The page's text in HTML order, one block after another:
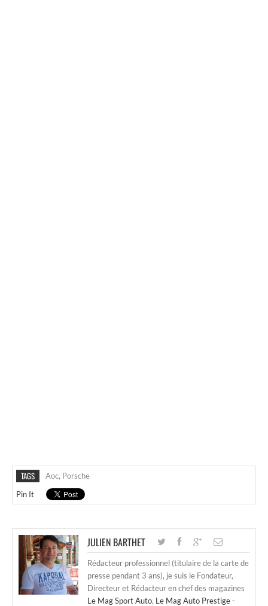
TAGS Aoc, Porsche
Pin It
JULIEN BARTHET
Rédacteur professionnel (titulaire de la carte de
presse pendant 3 ans), je suis le Fondateur,
Directeur et Rédacteur en chef des magazines
Le Mag Sport Auto, Le Mag Auto Prestige -